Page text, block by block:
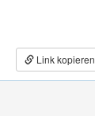
Link kopieren